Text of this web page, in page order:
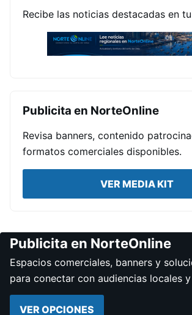
Recibe las noticias destacadas en
Publicita en NorteOnline
Revisa banners, contenido
formatos comerciales disponibles.
VER MEDIA KIT
Publicita en NorteOnline
Espacios comerciales, banners y
para conectar con audiencias locales
VER OPCIONES